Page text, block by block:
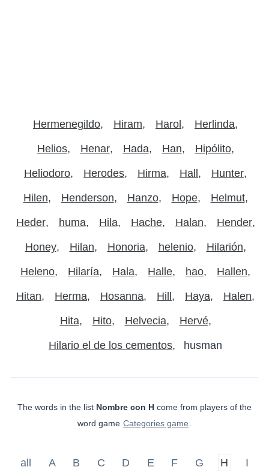
Hermenegildo Hiram Harol Herlinda
Helios Henar Hada Han Hipólito
Heliodoro Herodes Hirma Hall Hunter
Hilen Henderson Hanzo Hope Helmut
Heder huma Hila Hache Halan Hender
Honey Hilan Honoria helenio Hilarión
Heleno Hilaría Hala Halle hao Hallen
Hitan Herma Hosanna Hill Haya Halen
Hita Hito Helvecia Hervé
Hilario el de los cementos husman
The words in the list Nombre con H come from players of the
word game Categories game
all A B C D E F G H I